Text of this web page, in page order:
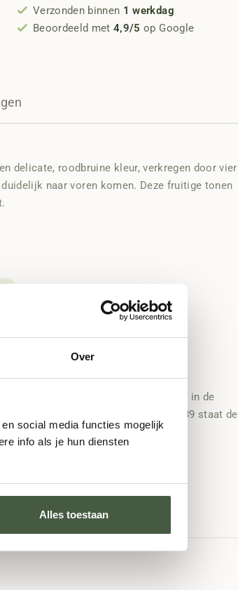
Over
social media functies mogelijk
info als je hun diensten
Alles toestaan
Verzonden binnen 1 werkdag
Beoordeeld met4,9/5op Google
delicate, roodbruine kleur, verkregen door vier
naar voren komen. Deze fruitige tonen
staat hoog op onze lijst. Gelegen in de
aan biologische productie. Sinds 1889 staat de
voortgezet.
essentieel om de hoge kwaliteit van hun